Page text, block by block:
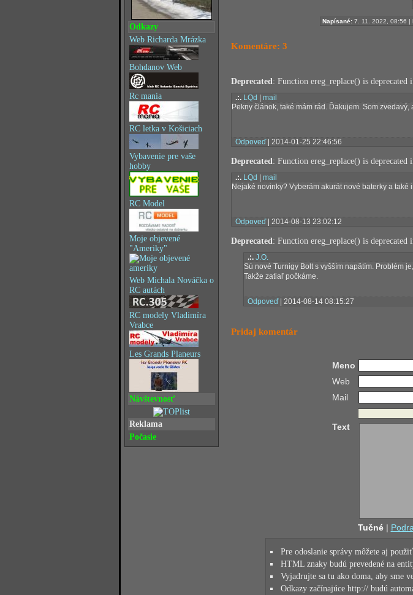
Odkazy
Web Richarda Mrázka
Bohdanov Web
Rc mania
RC letka v Košiciach
Vybavenie pre vaše
hobby
RC Model
Moje objevené
"Ameriky"
Web Michala Nováčka o
RC autách
RC modely Vladimíra
Vrabce
Les Grands Planeurs
Návštevnosť
Reklama
Počasie
Napísané: 7. 11. 2022, 08:56 |
Komentáre: 3
Deprecated: Function ereg_replace() is deprecated
.:. LQd
mail
Pekny článok, také mám rád. Ďakujem. Som
Odpoveď| 2014-01-25 22:46:56
Deprecated: Function ereg_replace() is deprecated
.:. LQd
mail
Nejaké novinky? Vyberám akurát nové baterky a také
Odpoveď| 2014-08-13 23:02:12
Deprecated: Function ereg_replace() is deprecated
.:. J.O.
Sú nové Turnigy Bolt s vyšším napätím. Problém
Takže zatiaľ počkáme.
Odpoveď| 2014-08-14 08:15:27
Pridaj komentár
Meno
Web
Mail
Text
Tučné|
Pre odoslanie správy môžete aj
HTML znaky budú prevedené na
Vyjadrujte sa tu ako doma, aby sme
Odkazy začínajúce http:// budú